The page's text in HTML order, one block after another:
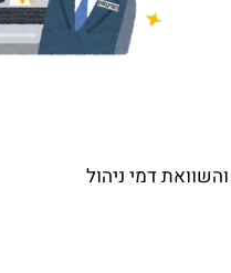
דמי ניהול